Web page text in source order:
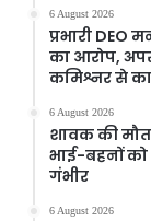
6 August 2026
प्रभारी DEO
का आरोप,
कमिश्नर से
6 August 2026
शावक की
भाई-बहनों को
गंभीर
6 August 2026